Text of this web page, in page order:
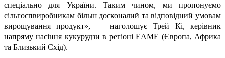
спеціально для України. Таким чином, ми пропонуємо
сільгоспвиробникам більш досконалий та відповідний умовам
вирощування продукт», — наголошує Трей Кі, керівник
напряму насіння кукурудзи в регіоні EAME (Європа, Африка
та Близький Схід).